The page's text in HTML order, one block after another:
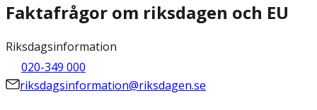
Faktafrågor om riksdagen och EU
Riksdagsinformation
020-349 000
riksdagsinformation@riksdagen.se